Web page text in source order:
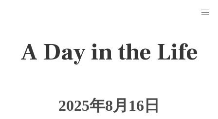
A Day in the Life
2025年8月16日